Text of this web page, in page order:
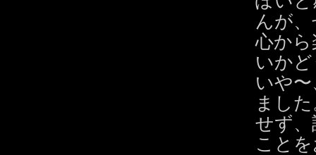
んが
心か
いか
いや
まし
せず
こと